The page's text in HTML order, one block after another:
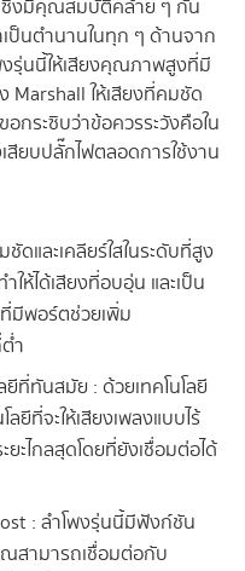
ซึ่งมีคุณสมบัติคล้าย ๆ กัน
เป็นตำนานในทุก ๆ ด้านจาก
งรุ่นนี้ให้เสียงคุณภาพสูงที่มี
Marshall ให้เสียงที่คมชัด
อกระซิบว่าข้อควรระวังคือใน
สียบปลั๊กไฟตลอดการใช้งาน
ดและเคลียร์ใสในระดับที่สูง
ให้ได้เสียงที่อบอุ่น และเป็น
มีพอร์ตช่วยเพิ่ม
ำ
ยีที่ทันสมัย : ด้วยเทคโนโลยี
ยีที่จะให้เสียงเพลงแบบไร้
ยะไกลสุดโดยที่ยังเชื่อมต่อได้
: ลำโพงรุ่นนี้มีฟังก์ชัน
สามารถเชื่อมต่อกับ